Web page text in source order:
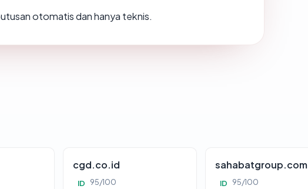
otomatis dan hanya teknis.
cgd.co.id
ID 95/100
sahabatgroup.com
ID 95/100